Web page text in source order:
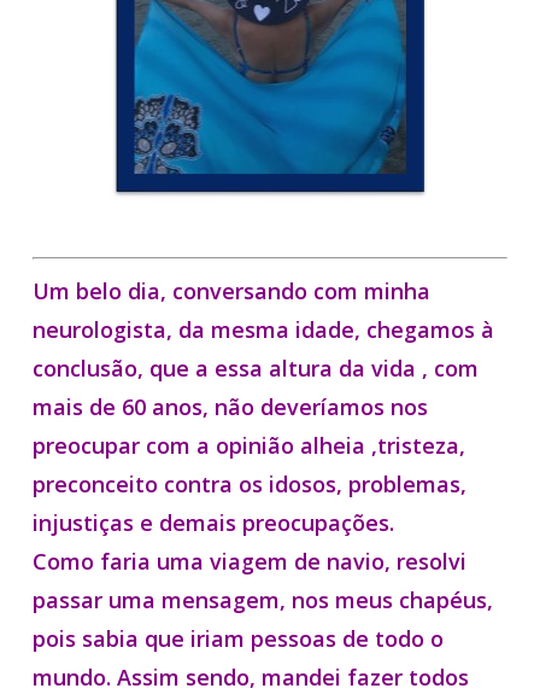
Um belo dia, conversando com minha
neurologista, da mesma idade, chegamos à
conclusão, que a essa altura da vida , com
mais de 60 anos, não deveríamos nos
preocupar com a opinião alheia ,tristeza,
preconceito contra os idosos, problemas,
injustiças e demais preocupações.
Como faria uma viagem de navio, resolvi
passar uma mensagem, nos meus chapéus,
pois sabia que iriam pessoas de todo o
mundo. Assim sendo, mandei fazer todos